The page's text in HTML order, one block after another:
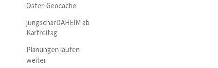
Oster-Geocache
jungscharDAHEIM ab
Karfreitag
Planungen laufen
weiter